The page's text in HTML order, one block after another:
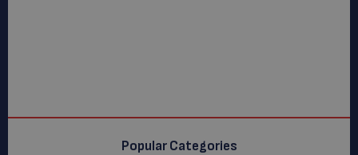
Popular Categories